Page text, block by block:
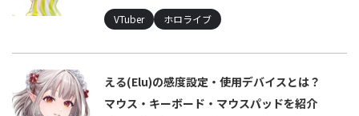
VTuber ホロライブ
える(Elu)の感度設定・使用デバイスとは？
マウス・キーボード・マウスパッドを紹介